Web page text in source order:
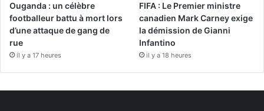
Ouganda : un célèbre
footballeur battu à mort lors
d’une attaque de gang de
rue
il y a 17 heures
FIFA : Le Premier ministre
canadien Mark Carney exige
la démission de Gianni
Infantino
il y a 18 heures